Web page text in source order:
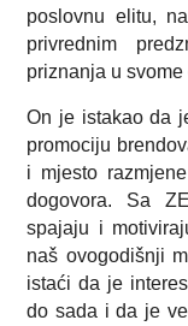
poslovnu elitu,
privrednim
priznanja u
On je istakao da
promociju
i mjesto
dogovora. Sa
spajaju i
naš ovogodišnji
istaći da je
do sada i da je